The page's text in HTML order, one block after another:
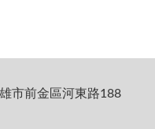
市前金區河東路188